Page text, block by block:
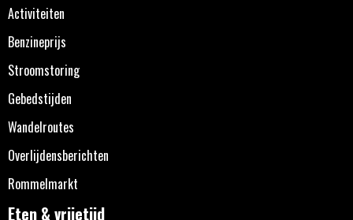
Activiteiten
Benzineprijs
Stroomstoring
Gebedstijden
Wandelroutes
Overlijdensberichten
Rommelmarkt
Eten & vrijetijd